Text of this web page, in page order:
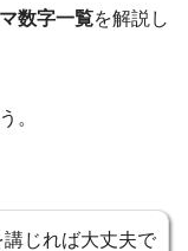
数字一覧を解説し
。
じれば大丈夫で